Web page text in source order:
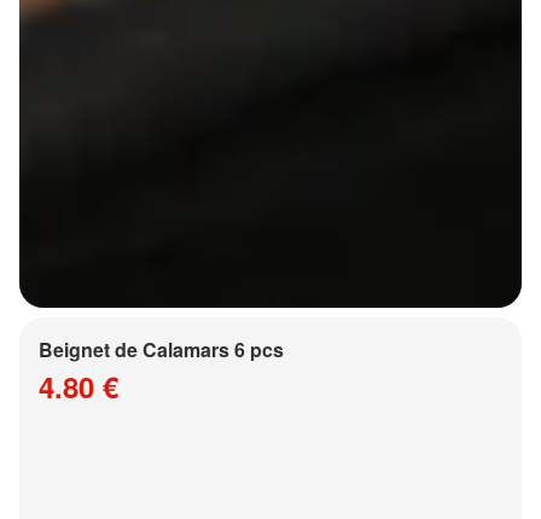
Beignet de Calamars 6 pcs
4.80 €